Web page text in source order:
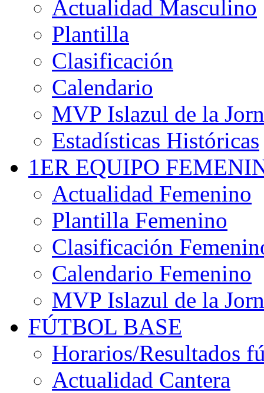
Actualidad Masculino
Plantilla
Clasificación
Calendario
MVP Islazul de la
Estadísticas Históricas
1ER EQUIPO
Actualidad Femenino
Plantilla Femenino
Clasificación
Calendario Femenino
MVP Islazul de la
FÚTBOL BASE
Horarios/Resultados
Actualidad Cantera